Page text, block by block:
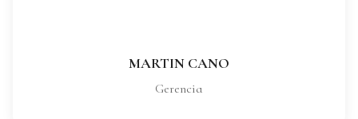
MARTIN CANO
Gerencia